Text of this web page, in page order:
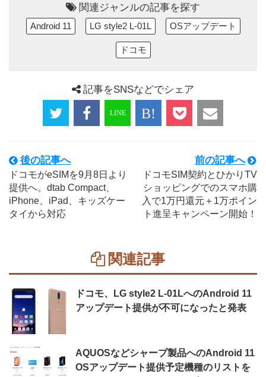
関連ジャンルの記事を探す
Android 11 LG style2 L-01L OSアップデート
ドコモ
記事をSNSなどでシェア
後の記事へ
ドコモがeSIMを9月8日より
提供へ。dtab Compact、
iPhone、iPad、キッズケー
タイから対応
前の記事へ
ドコモSIM契約とひかりTV
ショッピングでのスマホ購
入で1万円還元＋1万ポイン
ト進呈キャンペーン開始！
関連記事
ドコモ、LG style2 L-01LへのAndroid 11
アップデート提供が不可になったと発表
AQUOSなどシャープ製品へのAndroid 11
OSアップデート提供予定機種のリストを